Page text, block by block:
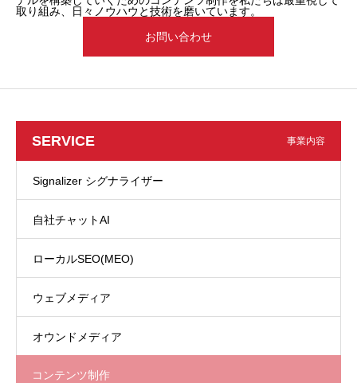
取り組み、日々ノウハウと技術を磨いています。
お問い合わせ
SERVICE 事業内容
Signalizer シグナライザー
自社チャットAI
ローカルSEO(MEO)
ウェブメディア
オウンドメディア
コンテンツ制作